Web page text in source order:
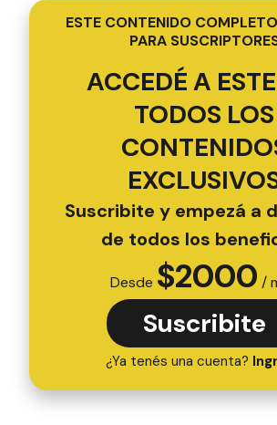
ESTE CONTENIDO
PARA
ACCEDÉ A
TODOS LOS
Suscribite y empezá a
de todos los
Desde $2000 /
Suscribite
¿Ya tenés una cuenta?